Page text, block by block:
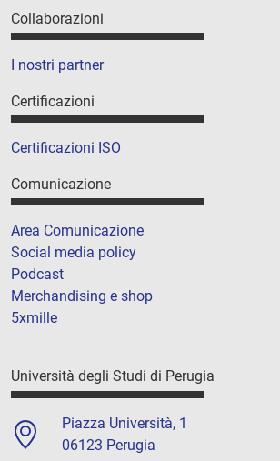
Collaborazioni
I nostri partner
Certificazioni
Certificazioni ISO
Comunicazione
Area Comunicazione
Social media policy
Podcast
Merchandising e shop
5xmille
Università degli Studi di Perugia
Piazza Università, 1
06123 Perugia